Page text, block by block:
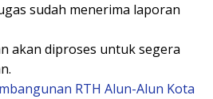
sudah menerima laporan
akan diproses untuk segera
RTH Alun-Alun Kota